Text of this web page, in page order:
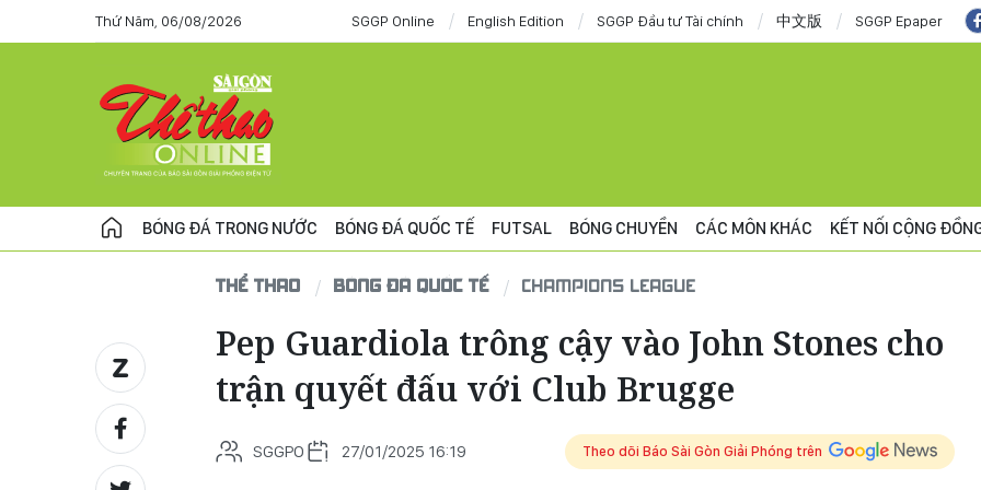
Thứ Năm, 06/08/2026 SGGP Online English Edition SGGP Đầu tư Tài chính 中文版 SGGP Epaper
BÓNG ĐÁ TRONG NƯỚC BÓNG ĐÁ QUỐC TẾ FUTSAL BÓNG CHUYỀN CÁC MÔN KHÁC KẾT NỐI CỘNG
THỂ THAO BÓNG ĐÁ QUỐC TẾ CHAMPIONS LEAGUE
Pep Guardiola trông cậy vào John Stones cho
trận quyết đấu với Club Brugge
SGGPO 27/01/2025 16:19 Theo dõi Báo Sài Gòn Giải Phóng trên